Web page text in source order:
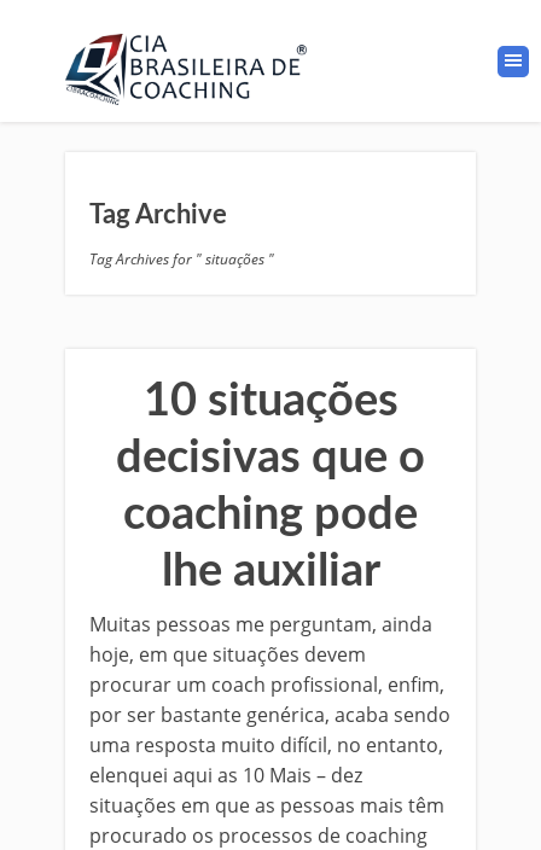
Tag Archive
Tag Archives for " situações "
10 situações
decisivas que o
coaching pode
lhe auxiliar
Muitas pessoas me perguntam, ainda
hoje, em que situações devem
procurar um coach profissional, enfim,
por ser bastante genérica, acaba sendo
uma resposta muito difícil, no entanto,
elenquei aqui as 10 Mais – dez
situações em que as pessoas mais têm
procurado os processos de coaching